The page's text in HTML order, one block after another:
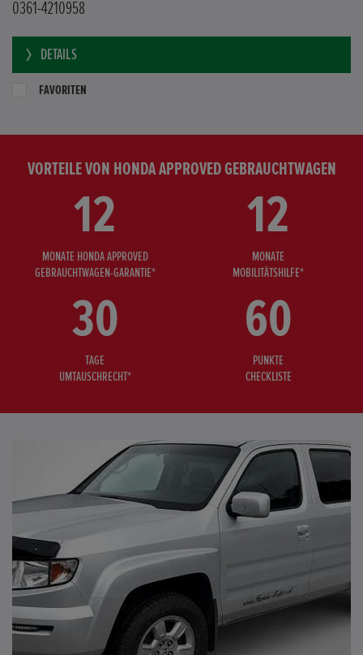
0361-4210958
DETAILS
FAVORITEN
VORTEILE VON HONDA APPROVED GEBRAUCHTWAGEN
12
MONATE HONDA APPROVED
GEBRAUCHTWAGEN-GARANTIE*
12
MONATE
MOBILITÄTSHILFE*
30
TAGE
UMTAUSCHRECHT*
60
PUNKTE
CHECKLISTE